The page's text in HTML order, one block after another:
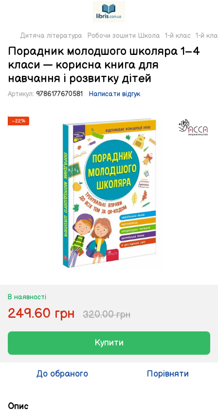
Дитяча література Робочи зошити Школа 1-й клас 1-й
Порадник молодшого школяра 1–4
класи — корисна книга для
навчання і розвитку дітей
Артикул: 9786177670581 Написати відгук
−22%
В наявності
249.60 грн 320.00 грн
Купити
До обраного Порівняти
Опис